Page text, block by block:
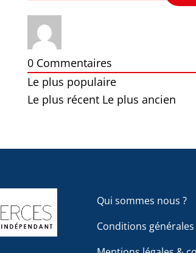
0Commentaires
Le plus populaire
Le plus récent Le plus ancien
Qui sommes nous ?
Conditions